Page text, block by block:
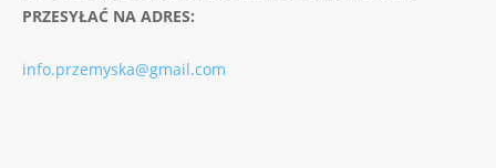
PRZESYŁAĆ NA ADRES:
info.przemyska@gmail.com